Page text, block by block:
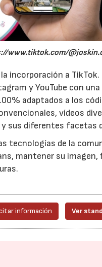
www.tiktok.com/
incorporación a
y YouTube con
adaptados a los
vídeos
y sus diferentes facetas
tecnologías de la
mantener su imagen,
información Ver